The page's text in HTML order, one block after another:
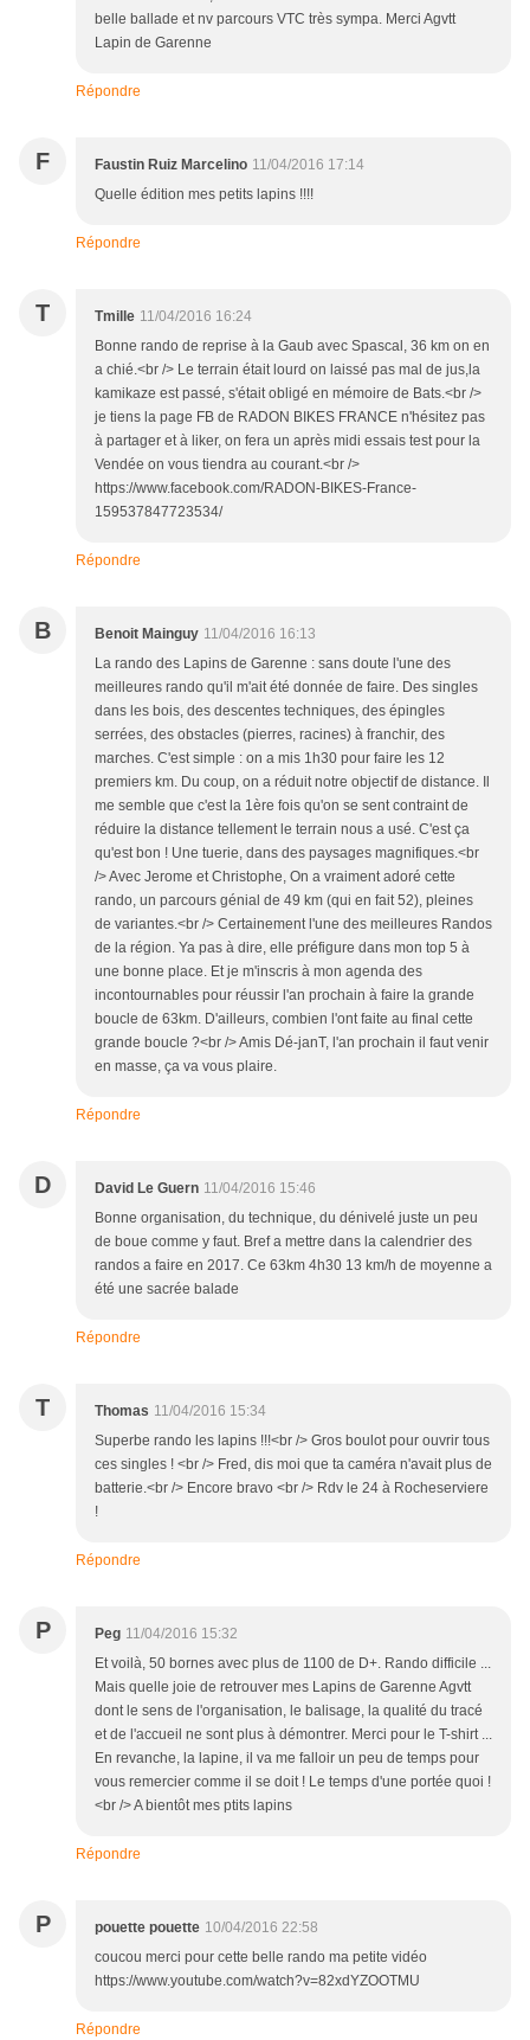
belle ballade et nv parcours VTC très sympa. Merci Agvtt
Lapin de Garenne
Répondre
F Faustin Ruiz Marcelino 11/04/2016 17:14
Quelle édition mes petits lapins !!!!
Répondre
T Tmille 11/04/2016 16:24
Bonne rando de reprise à la Gaub avec Spascal, 36 km on en
a chié.<br /> Le terrain était lourd on laissé pas mal de jus,la
kamikaze est passé, s'était obligé en mémoire de Bats.<br />
je tiens la page FB de RADON BIKES FRANCE n'hésitez pas
à partager et à liker, on fera un après midi essais test pour la
Vendée on vous tiendra au courant.<br />
https://www.facebook.com/RADON-BIKES-France-
159537847723534/
Répondre
B Benoit Mainguy 11/04/2016 16:13
La rando des Lapins de Garenne : sans doute l'une des
meilleures rando qu'il m'ait été donnée de faire. Des singles
dans les bois, des descentes techniques, des épingles
serrées, des obstacles (pierres, racines) à franchir, des
marches. C'est simple : on a mis 1h30 pour faire les 12
premiers km. Du coup, on a réduit notre objectif de distance. Il
me semble que c'est la 1ère fois qu'on se sent contraint de
réduire la distance tellement le terrain nous a usé. C'est ça
qu'est bon ! Une tuerie, dans des paysages magnifiques.<br
/> Avec Jerome et Christophe, On a vraiment adoré cette
rando, un parcours génial de 49 km (qui en fait 52), pleines
de variantes.<br /> Certainement l'une des meilleures Randos
de la région. Ya pas à dire, elle préfigure dans mon top 5 à
une bonne place. Et je m'inscris à mon agenda des
incontournables pour réussir l'an prochain à faire la grande
boucle de 63km. D'ailleurs, combien l'ont faite au final cette
grande boucle ?<br /> Amis Dé-janT, l'an prochain il faut venir
en masse, ça va vous plaire.
Répondre
D David Le Guern 11/04/2016 15:46
Bonne organisation, du technique, du dénivelé juste un peu
de boue comme y faut. Bref a mettre dans la calendrier des
randos a faire en 2017. Ce 63km 4h30 13 km/h de moyenne a
été une sacrée balade
Répondre
T Thomas 11/04/2016 15:34
Superbe rando les lapins !!!<br /> Gros boulot pour ouvrir tous
ces singles ! <br /> Fred, dis moi que ta caméra n'avait plus de
batterie.<br /> Encore bravo <br /> Rdv le 24 à Rocheserviere
!
Répondre
P Peg 11/04/2016 15:32
Et voilà, 50 bornes avec plus de 1100 de D+. Rando difficile ...
Mais quelle joie de retrouver mes Lapins de Garenne Agvtt
dont le sens de l'organisation, le balisage, la qualité du tracé
et de l'accueil ne sont plus à démontrer. Merci pour le T-shirt ...
En revanche, la lapine, il va me falloir un peu de temps pour
vous remercier comme il se doit ! Le temps d'une portée quoi !
<br /> A bientôt mes ptits lapins
Répondre
P pouette pouette 10/04/2016 22:58
coucou merci pour cette belle rando ma petite vidéo
https://www.youtube.com/watch?v=82xdYZOOTMU
Répondre